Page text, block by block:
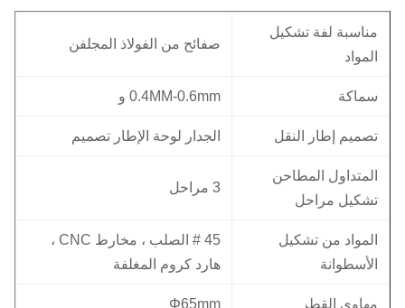
مناسبة لفة تشكيل
المواد
صفائح من الفولاذ المجلفن
سماكة 0.4MM-0.6mm و
تصميم إطار النقل الجدار لوحة الإطار تصميم
المتداول المطاحن
تشكيل مراحل
3 مراحل
المواد من تشكيل
الأسطوانة
45 # الصلب ، مخارط CNC ،
هارد كروم المغلفة
مهاوي القطر Φ65mm